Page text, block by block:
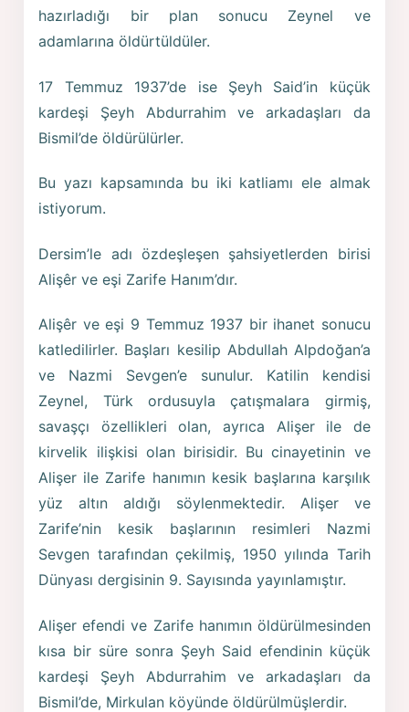
hazırladığı bir plan sonucu Zeynel ve
adamlarına öldürtüldüler.
17 Temmuz 1937’de ise Şeyh Said’in küçük
kardeşi Şeyh Abdurrahim ve arkadaşları da
Bismil’de öldürülürler.
Bu yazı kapsamında bu iki katliamı ele almak
istiyorum.
Dersim’le adı özdeşleşen şahsiyetlerden birisi
Alişêr ve eşi Zarife Hanım’dır.
Alişêr ve eşi 9 Temmuz 1937 bir ihanet sonucu
katledilirler. Başları kesilip Abdullah Alpdoğan’a
ve Nazmi Sevgen’e sunulur. Katilin kendisi
Zeynel, Türk ordusuyla çatışmalara girmiş,
savaşçı özellikleri olan, ayrıca Alişer ile de
kirvelik ilişkisi olan birisidir. Bu cinayetinin ve
Alişer ile Zarife hanımın kesik başlarına karşılık
yüz altın aldığı söylenmektedir. Alişer ve
Zarife’nin kesik başlarının resimleri Nazmi
Sevgen tarafından çekilmiş, 1950 yılında Tarih
Dünyası dergisinin 9. Sayısında yayınlamıştır.
Alişer efendi ve Zarife hanımın öldürülmesinden
kısa bir süre sonra Şeyh Said efendinin küçük
kardeşi Şeyh Abdurrahim ve arkadaşları da
Bismil’de, Mirkulan köyünde öldürülmüşlerdir.